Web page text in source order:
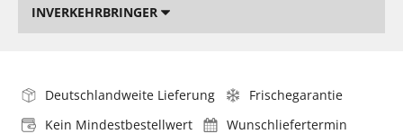
INVERKEHRBRINGER
Deutschlandweite Lieferung
Frischegarantie
Kein Mindestbestellwert
Wunschliefertermin